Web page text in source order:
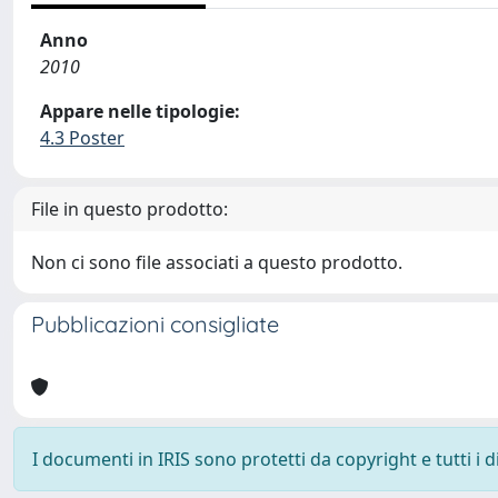
Anno
2010
Appare nelle tipologie:
4.3 Poster
File in questo prodotto:
Non ci sono file associati a questo prodotto.
Pubblicazioni consigliate
I documenti in IRIS sono protetti da copyright e tutti i